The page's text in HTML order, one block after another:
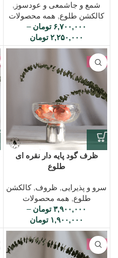
شمع و جاشمعی و عودسوز ,
کالکشن طلوع, همه محصولات
۶,۷۰۰,۰۰۰ تومان –
۲,۲۵۰,۰۰۰ تومان
-2%
ظرف گود پایه دار نقره ای
طلوع
سرو و پذیرایی, ظروف,کالکشن
طلوع, همه محصولات
۳,۹۰۰,۰۰۰ تومان –
۱,۹۰۰,۰۰۰ تومان
-7%